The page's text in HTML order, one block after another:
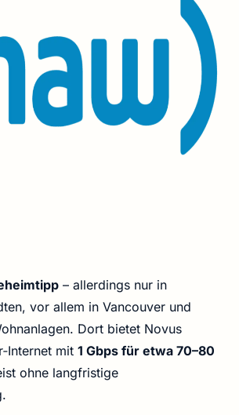
– allerdings nur in
vor allem in Vancouver und
Dort bietet Novus
mit1 Gbps für etwa 70–80
ohne langfristige